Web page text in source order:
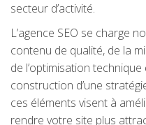
secteur d’activité.
L’agence SEO se charge
contenu de qualité, de la
de l’optimisation
construction d’une
ces éléments visent à
rendre votre site plus